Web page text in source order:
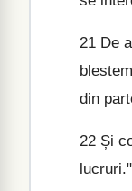
21 De
din
22 Și
lucruri."